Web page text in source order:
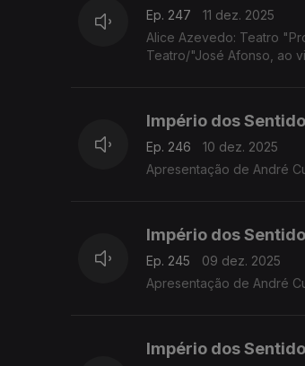
Ep. 247
11 dez. 2025
Alice Azevedo: Teatro
Teatro/"José Afonso, ao
Império dos
Ep. 246
10 dez. 2025
Apresentação de André
Império dos
Ep. 245
09 dez. 2025
Apresentação de André
Império dos